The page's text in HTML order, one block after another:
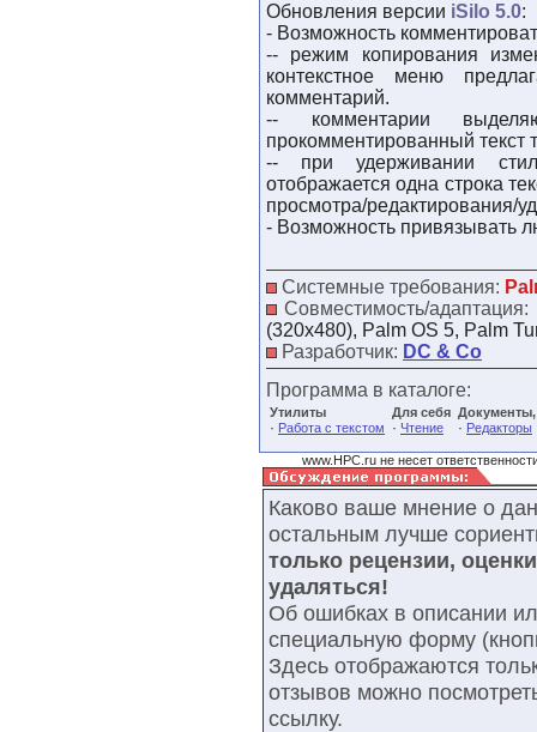
Обновления версии iSilo 5.0:
- Возможность
-- режим копирования
контекстное меню
комментарий.
-- комментарии
прокомментированный текст
-- при удерживании
отображается одна строка
просмотра/редактирования/
- Возможность привязывать
Системные требования:
Совместимость/адаптация:
(320x480), Palm OS 5, Palm
Разработчик: DC & Co
Программа в каталоге:
Утилиты
· Работа с текстом
Для себя
· Чтение · Редакторы
www.HPC.ru не несет
Каково ваше мнение о
остальным лучше
только рецензии,
удаляться!
Об ошибках в описании
специальную форму
Здесь отображаются
отзывов можно
ссылку.